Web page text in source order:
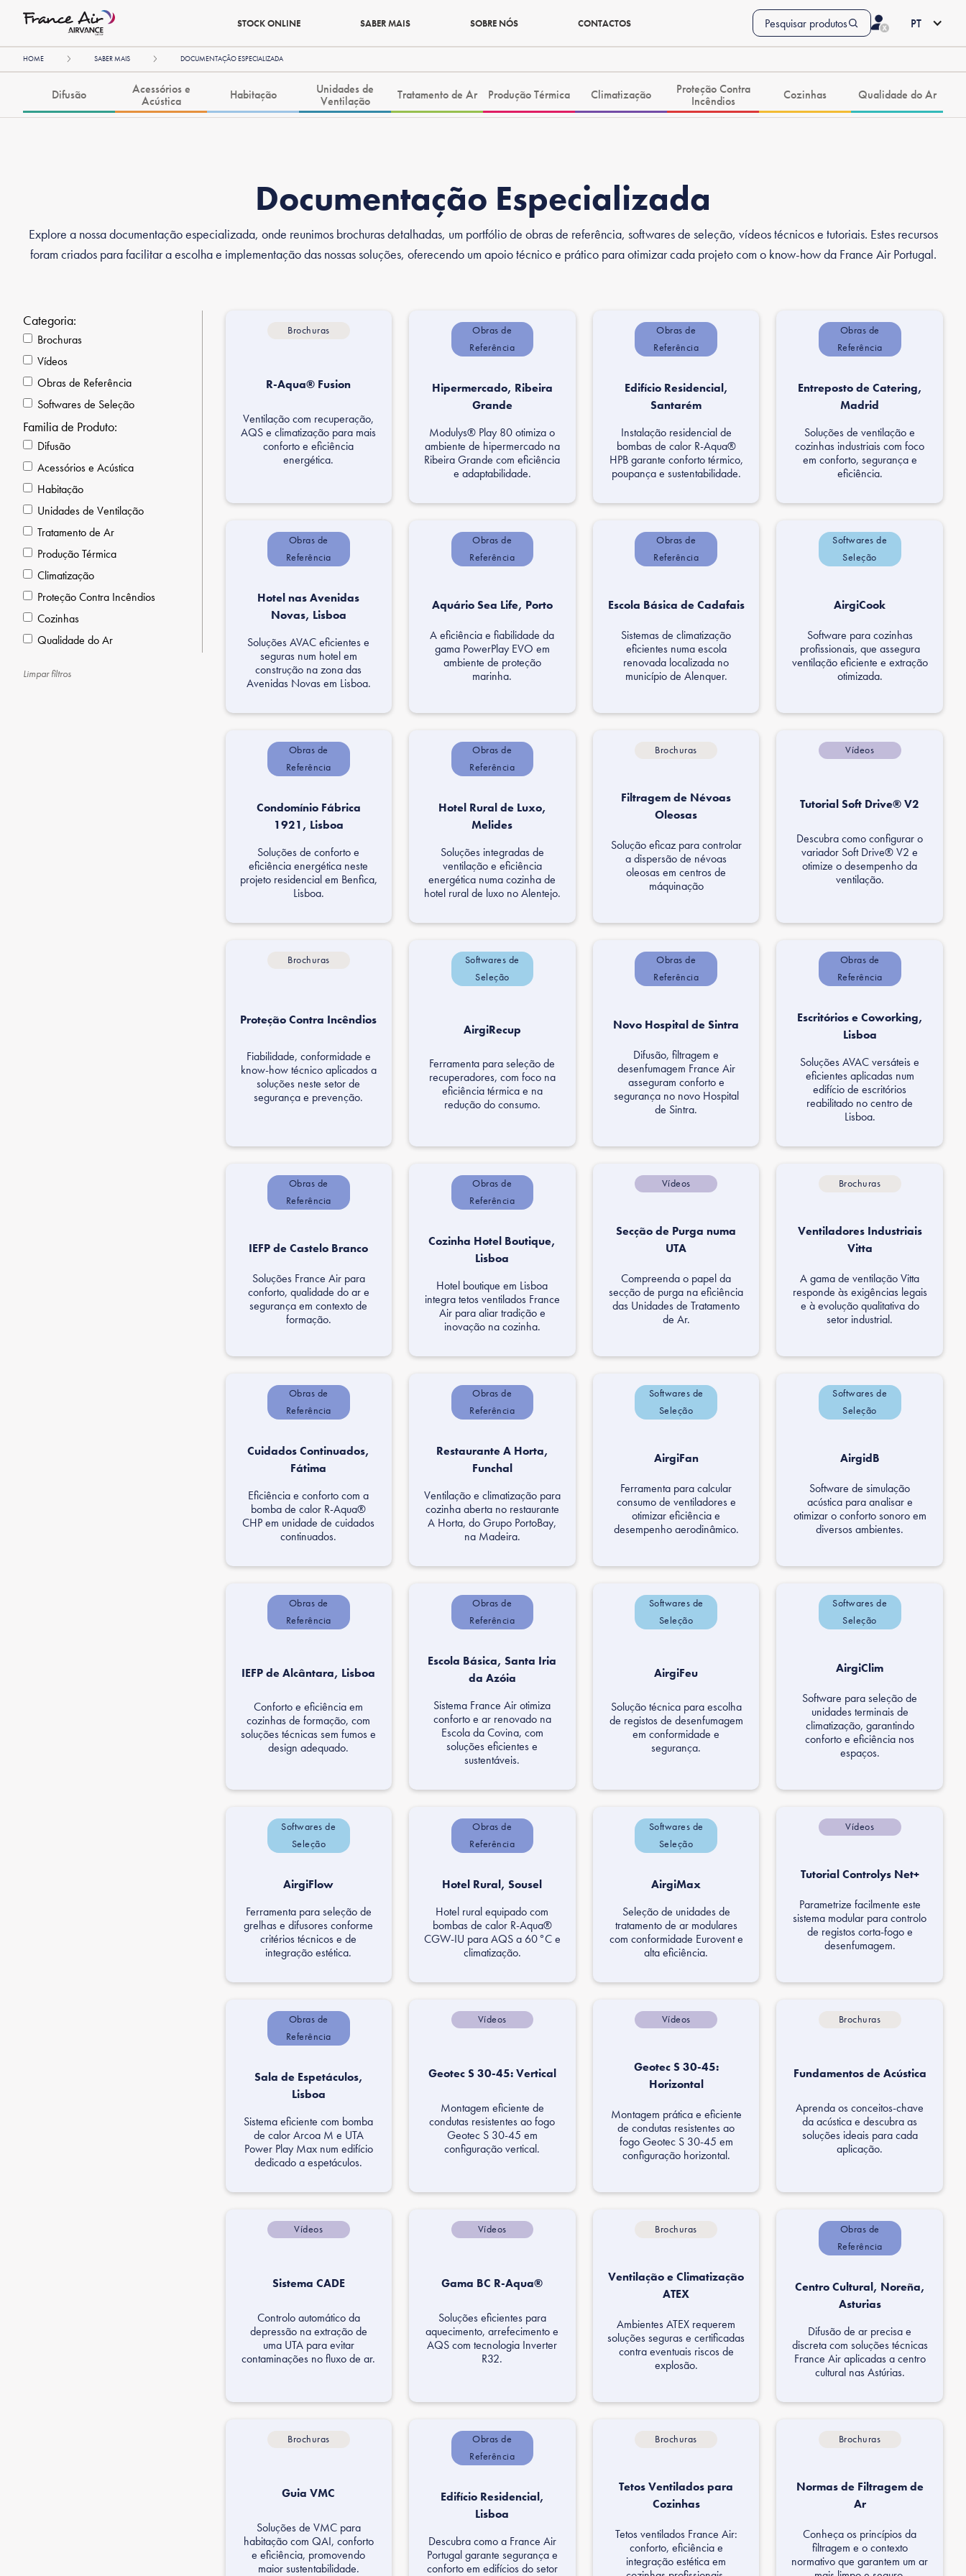
STOCK ONLINE SABER MAIS SOBRE NÓS CONTACTOS Pesquisar produtos PT
HOME SABER MAIS DOCUMENTAÇÃO ESPECIALIZADA
Difusão
Acessórios e
Acústica
Habitação
Unidades de
Ventilação
Tratamento de Ar Produção Térmica Climatização
Proteção Contra
Incêndios
Cozinhas Qualidade do Ar
Documentação Especializada
Explore a nossa documentação especializada, onde reunimos brochuras detalhadas, um portfólio de obras de referência, softwares de seleção, vídeos técnicos e tutoriais. Estes recursos
foram criados para facilitar a escolha e implementação das nossas soluções, oferecendo um apoio técnico e prático para otimizar cada projeto com o know-how da France Air Portugal.
Categoria:
Brochuras
Vídeos
Obras de Referência
Softwares de Seleção
Familia de Produto:
Difusão
Acessórios e Acústica
Habitação
Unidades de Ventilação
Tratamento de Ar
Produção Térmica
Climatização
Proteção Contra Incêndios
Cozinhas
Qualidade do Ar
Limpar filtros
Brochuras
R-Aqua® Fusion
Ventilação com recuperação,
AQS e climatização para mais
conforto e eficiência
energética.
Obras de
Referência
Hipermercado, Ribeira
Grande
Modulys® Play 80 otimiza o
ambiente de hipermercado na
Ribeira Grande com eficiência
e adaptabilidade.
Obras de
Referência
Edifício Residencial,
Santarém
Instalação residencial de
bombas de calor R-Aqua®
HPB garante conforto térmico,
poupança e sustentabilidade.
Obras de
Referência
Entreposto de Catering,
Madrid
Soluções de ventilação e
cozinhas industriais com foco
em conforto, segurança e
eficiência.
Obras de
Referência
Hotel nas Avenidas
Novas, Lisboa
Soluções AVAC eficientes e
seguras num hotel em
construção na zona das
Avenidas Novas em Lisboa.
Obras de
Referência
Aquário Sea Life, Porto
A eficiência e fiabilidade da
gama PowerPlay EVO em
ambiente de proteção
marinha.
Obras de
Referência
Escola Básica de Cadafais
Sistemas de climatização
eficientes numa escola
renovada localizada no
município de Alenquer.
Softwares de
Seleção
AirgiCook
Software para cozinhas
profissionais, que assegura
ventilação eficiente e extração
otimizada.
Obras de
Referência
Condomínio Fábrica
1921, Lisboa
Soluções de conforto e
eficiência energética neste
projeto residencial em Benfica,
Lisboa.
Obras de
Referência
Hotel Rural de Luxo,
Melides
Soluções integradas de
ventilação e eficiência
energética numa cozinha de
hotel rural de luxo no Alentejo.
Brochuras
Filtragem de Névoas
Oleosas
Solução eficaz para controlar
a dispersão de névoas
oleosas em centros de
máquinação
Vídeos
Tutorial Soft Drive® V2
Descubra como configurar o
variador Soft Drive® V2 e
otimize o desempenho da
ventilação.
Brochuras
Proteção Contra Incêndios
Fiabilidade, conformidade e
know-how técnico aplicados a
soluções neste setor de
segurança e prevenção.
Softwares de
Seleção
AirgiRecup
Ferramenta para seleção de
recuperadores, com foco na
eficiência térmica e na
redução do consumo.
Obras de
Referência
Novo Hospital de Sintra
Difusão, filtragem e
desenfumagem France Air
asseguram conforto e
segurança no novo Hospital
de Sintra.
Obras de
Referência
Escritórios e Coworking,
Lisboa
Soluções AVAC versáteis e
eficientes aplicadas num
edifício de escritórios
reabilitado no centro de
Lisboa.
Obras de
Referência
IEFP de Castelo Branco
Soluções France Air para
conforto, qualidade do ar e
segurança em contexto de
formação.
Obras de
Referência
Cozinha Hotel Boutique,
Lisboa
Hotel boutique em Lisboa
integra tetos ventilados France
Air para aliar tradição e
inovação na cozinha.
Vídeos
Secção de Purga numa
UTA
Compreenda o papel da
secção de purga na eficiência
das Unidades de Tratamento
de Ar.
Brochuras
Ventiladores Industriais
Vitta
A gama de ventilação Vitta
responde às exigências legais
e à evolução qualitativa do
setor industrial.
Obras de
Referência
Cuidados Continuados,
Fátima
Eficiência e conforto com a
bomba de calor R-Aqua®
CHP em unidade de cuidados
continuados.
Obras de
Referência
Restaurante A Horta,
Funchal
Ventilação e climatização para
cozinha aberta no restaurante
A Horta, do Grupo PortoBay,
na Madeira.
Softwares de
Seleção
AirgiFan
Ferramenta para calcular
consumo de ventiladores e
otimizar eficiência e
desempenho aerodinâmico.
Softwares de
Seleção
AirgidB
Software de simulação
acústica para analisar e
otimizar o conforto sonoro em
diversos ambientes.
Obras de
Referência
IEFP de Alcântara, Lisboa
Conforto e eficiência em
cozinhas de formação, com
soluções técnicas sem fumos e
design adequado.
Obras de
Referência
Escola Básica, Santa Iria
da Azóia
Sistema France Air otimiza
conforto e ar renovado na
Escola da Covina, com
soluções eficientes e
sustentáveis.
Softwares de
Seleção
AirgiFeu
Solução técnica para escolha
de registos de desenfumagem
em conformidade e
segurança.
Softwares de
Seleção
AirgiClim
Software para seleção de
unidades terminais de
climatização, garantindo
conforto e eficiência nos
espaços.
Softwares de
Seleção
AirgiFlow
Ferramenta para seleção de
grelhas e difusores conforme
critérios técnicos e de
integração estética.
Obras de
Referência
Hotel Rural, Sousel
Hotel rural equipado com
bombas de calor R-Aqua®
CGW-IU para AQS a 60 °C e
climatização.
Softwares de
Seleção
AirgiMax
Seleção de unidades de
tratamento de ar modulares
com conformidade Eurovent e
alta eficiência.
Vídeos
Tutorial Controlys Net+
Parametrize facilmente este
sistema modular para controlo
de registos corta-fogo e
desenfumagem.​
Obras de
Referência
Sala de Espetáculos,
Lisboa
Sistema eficiente com bomba
de calor Arcoa M e UTA
Power Play Max num edifício
dedicado a espetáculos.
Vídeos
Geotec S 30-45: Vertical
Montagem eficiente de
condutas resistentes ao fogo
Geotec S 30-45 em
configuração vertical.
Vídeos
Geotec S 30-45:
Horizontal
Montagem prática e eficiente
de condutas resistentes ao
fogo Geotec S 30-45 em
configuração horizontal.
Brochuras
Fundamentos de Acústica
Aprenda os conceitos-chave
da acústica e descubra as
soluções ideais para cada
aplicação.
Vídeos
Sistema CADE
Controlo automático da
depressão na extração de
uma UTA para evitar
contaminações no fluxo de ar.
Vídeos
Gama BC R-Aqua®
Soluções eficientes para
aquecimento, arrefecimento e
AQS com tecnologia Inverter
R32.​
Brochuras
Ventilação e Climatização
ATEX
Ambientes ATEX requerem
soluções seguras e certificadas
contra eventuais riscos de
explosão.
Obras de
Referência
Centro Cultural, Noreña,
Asturias
Difusão de ar precisa e
discreta com soluções técnicas
France Air aplicadas a centro
cultural nas Astúrias.
Brochuras
Guia VMC
Soluções de VMC para
habitação com QAI, conforto
e eficiência, promovendo
maior sustentabilidade.
Obras de
Referência
Edifício Residencial,
Lisboa
Descubra como a France Air
Portugal garante segurança e
conforto em edifícios do setor
Brochuras
Tetos Ventilados para
Cozinhas
Tetos ventilados France Air:
conforto, eficiência e
integração estética em
Brochuras
Normas de Filtragem de
Ar
Conheça os princípios da
filtragem e o contexto
normativo que garantem um ar